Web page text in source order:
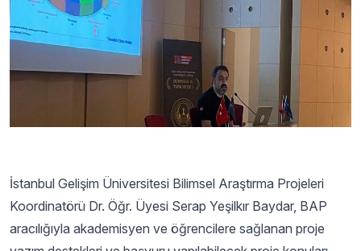
İstanbul Gelişim Üniversitesi Bilimsel Araştırma Projeleri
Koordinatörü Dr. Öğr. Üyesi Serap Yeşilkır Baydar, BAP
aracılığıyla akademisyen ve öğrencilere sağlanan proje